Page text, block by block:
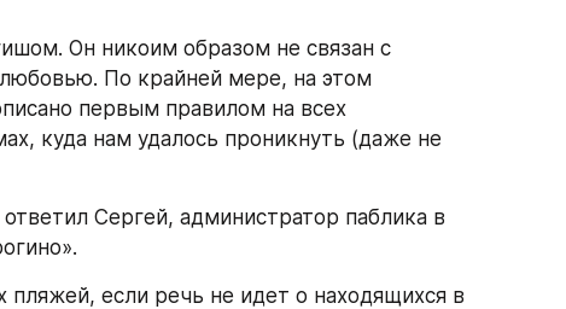
Он никоим образом не связан с
По крайней мере, на этом
первым правилом на всех
куда нам удалось проникнуть (даже не
Сергей, администратор паблика в
если речь не идет о находящихся в